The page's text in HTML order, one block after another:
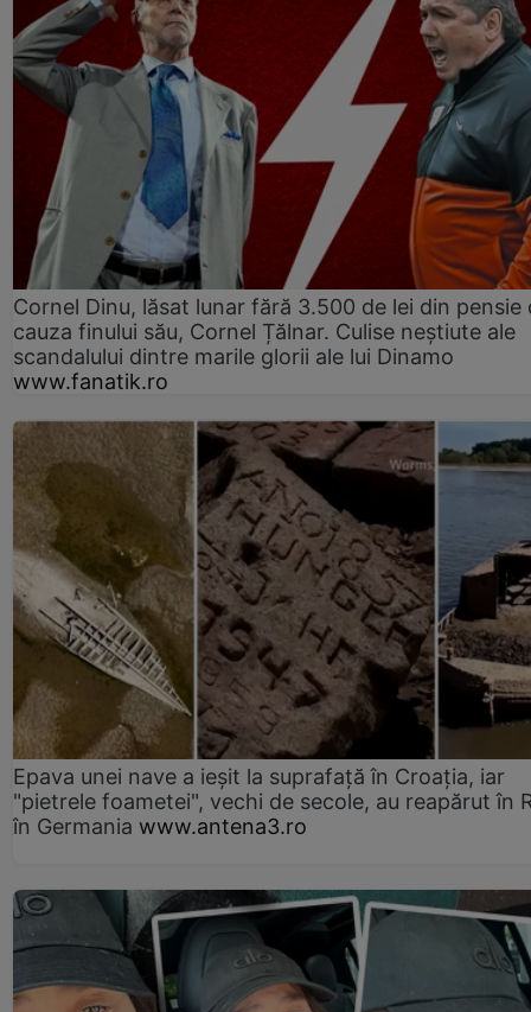
Cornel Dinu, lăsat lunar fără 3.500 de lei din pensie
cauza finului său, Cornel Țălnar. Culise neștiute ale
scandalului dintre marile glorii ale lui Dinamo
www.fanatik.ro
Epava unei nave a ieșit la suprafață în Croația, iar
"pietrele foametei", vechi de secole, au reapărut în
în Germania www.antena3.ro